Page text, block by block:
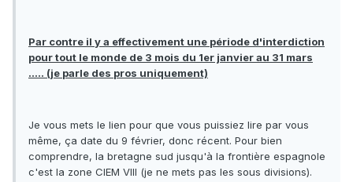
Par contre il y a effectivement une période d'interdiction
pour tout le monde de 3 mois du 1er janvier au 31 mars
..... (je parle des pros uniquement)
Je vous mets le lien pour que vous puissiez lire par vous
même, ça date du 9 février, donc récent. Pour bien
comprendre, la bretagne sud jusqu'à la frontière espagnole
c'est la zone CIEM VIII (je ne mets pas les sous divisions).